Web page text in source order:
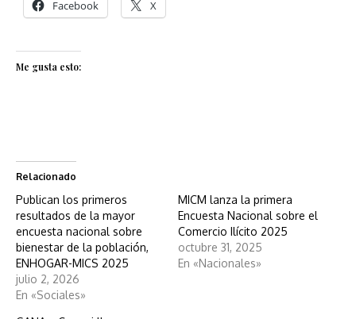
Facebook X
Me gusta esto:
Relacionado
Publican los primeros
resultados de la mayor
encuesta nacional sobre
bienestar de la población,
ENHOGAR-MICS 2025
julio 2, 2026
En «Sociales»
MICM lanza la primera
Encuesta Nacional sobre el
Comercio Ilícito 2025
octubre 31, 2025
En «Nacionales»